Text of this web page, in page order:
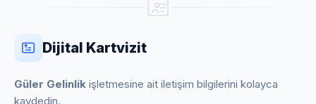
Dijital Kartvizit
Güler Gelinlik işletmesine ait iletişim bilgilerini kolayca
kaydedin.